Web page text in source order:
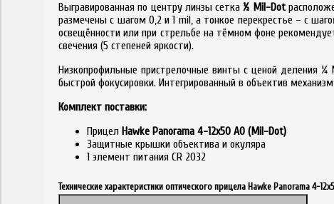
Выгравированная по центру линзы сетка½ Mil-Dot
размечены с шагом 0,2 и 1 mil, а тонкое перекрестье – с
освещённости или при стрельбе на тёмном фоне
свечения (5 степеней яркости).
Низкопрофильные пристрелочные винты с ценой деления ¼
быстрой фокусировки. Интегрированный в объектив
Комплект поставки:
Прицел Hawke Panorama 4-12x50 AO (Mil-Dot)
Защитные крышки объектива и окуляра
1 элемент питания CR 2032
Технические характеристики оптического прицела Hawke Panorama 4-